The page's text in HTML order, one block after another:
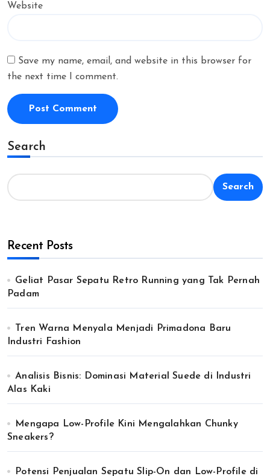
Website
Save my name, email, and website in this browser for
the next time I comment.
Search
Search
Recent Posts
Geliat Pasar Sepatu Retro Running yang Tak Pernah
Padam
Tren Warna Menyala Menjadi Primadona Baru
Industri Fashion
Analisis Bisnis: Dominasi Material Suede di Industri
Alas Kaki
Mengapa Low-Profile Kini Mengalahkan Chunky
Sneakers?
Potensi Penjualan Sepatu Slip-On dan Low-Profile di